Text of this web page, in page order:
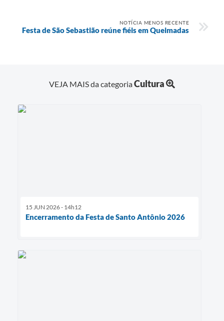
NOTÍCIA MENOS RECENTE
Festa de São Sebastião reúne fiéis em Queimadas
VEJA MAIS da categoriaCultura
15 JUN 2026 - 14h12
Encerramento da Festa de Santo Antônio 2026